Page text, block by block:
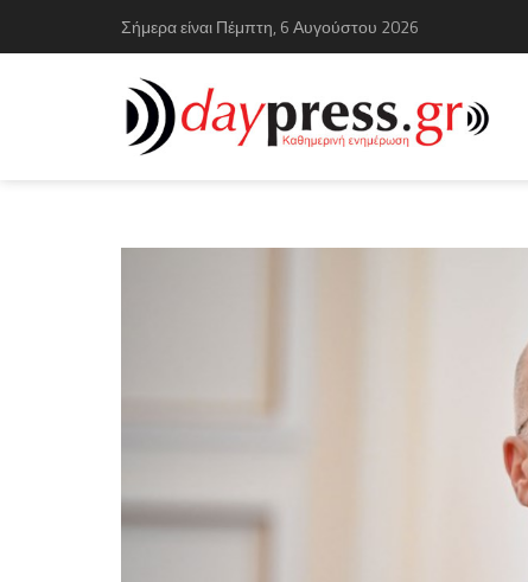
Σήμερα είναι Πέμπτη, 6 Αυγούστου 2026